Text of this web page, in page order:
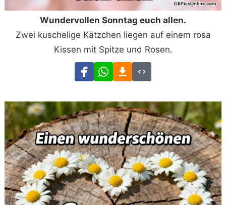
Wundervollen Sonntag euch allen.
Zwei kuschelige Kätzchen liegen auf einem rosa
Kissen mit Spitze und Rosen.